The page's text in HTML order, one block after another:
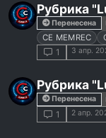
Рубрика
Перенесена
CE MEMREC
1 3 апр.
Рубрика
Перенесена
1 2 апр.